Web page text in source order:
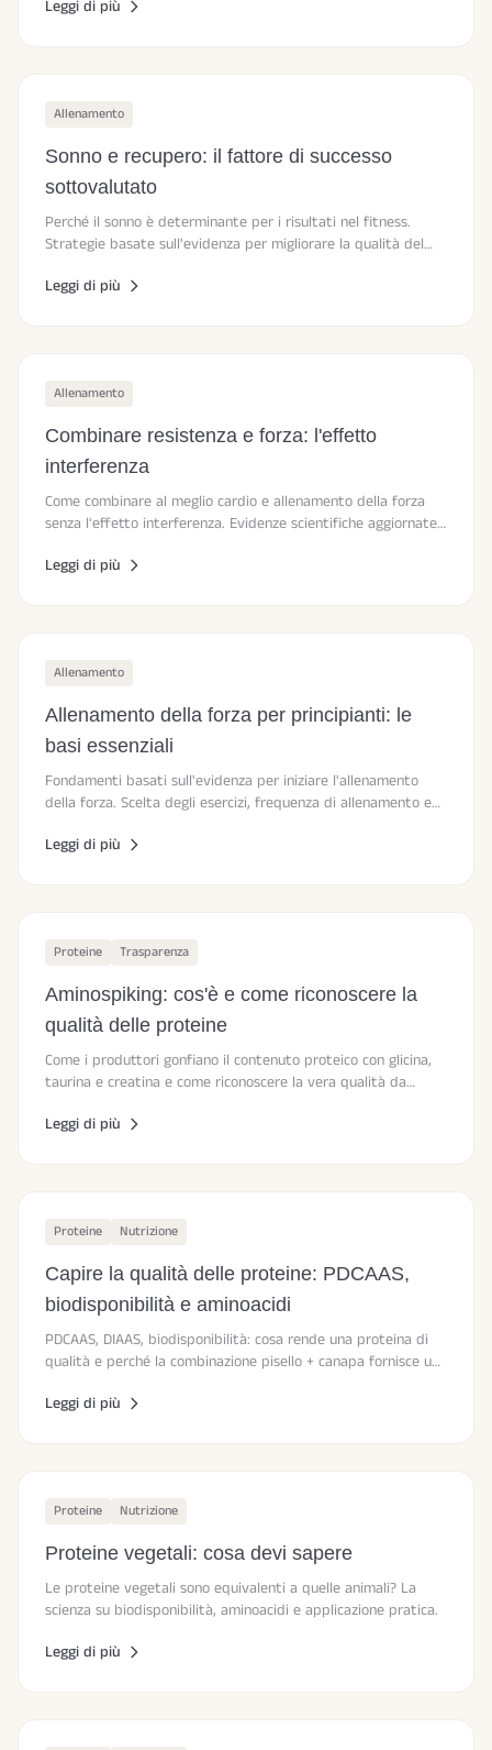
Leggi di più
Allenamento
Sonno e recupero: il fattore di successo
sottovalutato
Perché il sonno è determinante per i risultati nel fitness.
Strategie basate sull'evidenza per migliorare la qualità del
Leggi di più
Allenamento
Combinare resistenza e forza: l'effetto
interferenza
Come combinare al meglio cardio e allenamento della forza
senza l'effetto interferenza. Evidenze scientifiche aggiornate
Leggi di più
Allenamento
Allenamento della forza per principianti: le
basi essenziali
Fondamenti basati sull'evidenza per iniziare l'allenamento
della forza. Scelta degli esercizi, frequenza di allenamento e
Leggi di più
Proteine Trasparenza
Aminospiking: cos'è e come riconoscere la
qualità delle proteine
Come i produttori gonfiano il contenuto proteico con glicina,
taurina e creatina e come riconoscere la vera qualità da
Leggi di più
Proteine Nutrizione
Capire la qualità delle proteine: PDCAAS,
biodisponibilità e aminoacidi
PDCAAS, DIAAS, biodisponibilità: cosa rende una proteina di
qualità e perché la combinazione pisello + canapa fornisce un
Leggi di più
Proteine Nutrizione
Proteine vegetali: cosa devi sapere
Le proteine vegetali sono equivalenti a quelle animali? La
scienza su biodisponibilità, aminoacidi e applicazione pratica.
Leggi di più